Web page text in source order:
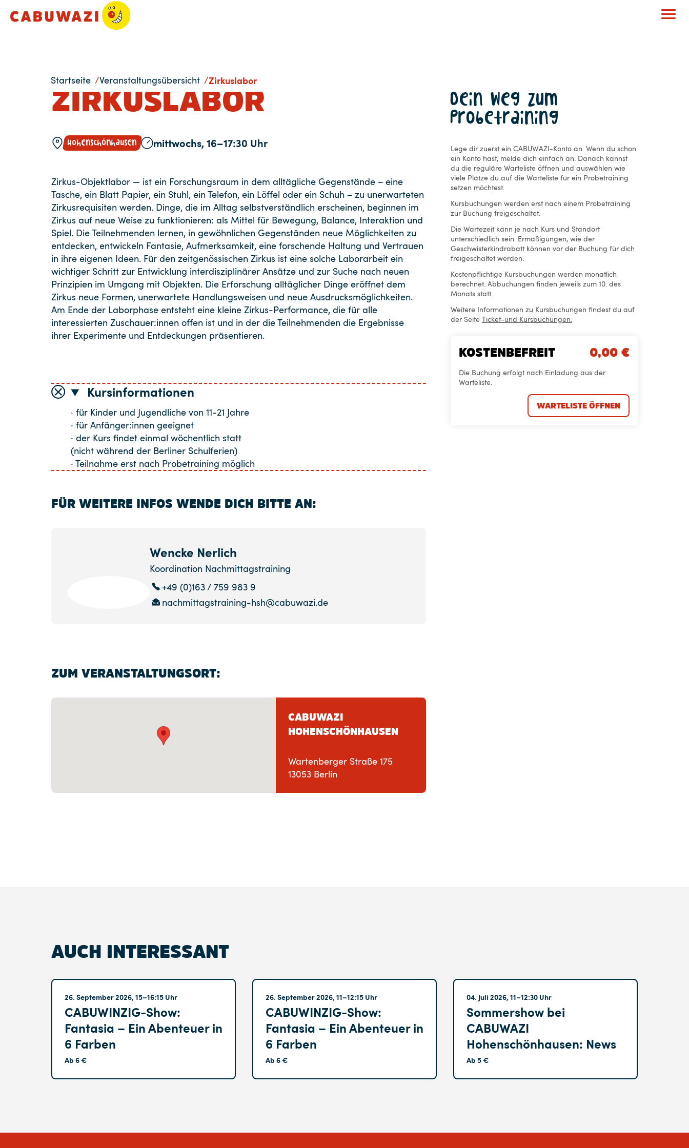
Startseite Veranstaltungsübersicht Zirkuslabor
ZIRKUSLABOR
Hohenschönhausen mittwochs, 16–17:30 Uhr
Zirkus-Objektlabor — ist ein Forschungsraum in dem alltägliche Gegenstände – eine
Tasche, ein Blatt Papier, ein Stuhl, ein Telefon, ein Löffel oder ein Schuh – zu unerwarteten
Zirkusrequisiten werden. Dinge, die im Alltag selbstverständlich erscheinen, beginnen im
Zirkus auf neue Weise zu funktionieren: als Mittel für Bewegung, Balance, Interaktion und
Spiel. Die Teilnehmenden lernen, in gewöhnlichen Gegenständen neue Möglichkeiten zu
entdecken, entwickeln Fantasie, Aufmerksamkeit, eine forschende Haltung und Vertrauen
in ihre eigenen Ideen. Für den zeitgenössischen Zirkus ist eine solche Laborarbeit ein
wichtiger Schritt zur Entwicklung interdisziplinärer Ansätze und zur Suche nach neuen
Prinzipien im Umgang mit Objekten. Die Erforschung alltäglicher Dinge eröffnet dem
Zirkus neue Formen, unerwartete Handlungsweisen und neue Ausdrucksmöglichkeiten.
Am Ende der Laborphase entsteht eine kleine Zirkus-Performance, die für alle
interessierten Zuschauer:innen offen ist und in der die Teilnehmenden die Ergebnisse
ihrer Experimente und Entdeckungen präsentieren.
Kursinformationen
· für Kinder und Jugendliche von 11-21 Jahre
· für Anfänger:innen geeignet
· der Kurs findet einmal wöchentlich statt
(nicht während der Berliner Schulferien)
· Teilnahme erst nach Probetraining möglich
FÜR WEITERE INFOS WENDE DICH BITTE AN:
Wencke Nerlich
Koordination Nachmittagstraining
+49 (0)163 / 759 983 9
nachmittagstraining-hsh@cabuwazi.de
ZUM VERANSTALTUNGSORT:
CABUWAZI
HOHENSCHÖNHAUSEN
Wartenberger Straße 175
13053 Berlin
Dein Weg zum
Probetraining
Lege dir zuerst ein CABUWAZI-Konto an. Wenn du schon
ein Konto hast, melde dich einfach an. Danach kannst
du die reguläre Warteliste öffnen und auswählen wie
viele Plätze du auf die Warteliste für ein Probetraining
setzen möchtest.
Kursbuchungen werden erst nach einem Probetraining
zur Buchung freigeschaltet.
Die Wartezeit kann je nach Kurs und Standort
unterschiedlich sein. Ermäßigungen, wie der
Geschwisterkindrabatt können vor der Buchung für dich
freigeschaltet werden.
Kostenpflichtige Kursbuchungen werden monatlich
berechnet. Abbuchungen finden jeweils zum 10. des
Monats statt.
Weitere Informationen zu Kursbuchungen findest du auf
der Seite Ticket-und Kursbuchungen.
KOSTENBEFREIT 0,00 €
Die Buchung erfolgt nach Einladung aus der
Warteliste.
WARTELISTE ÖFFNEN
AUCH INTERESSANT
26. September 2026, 15–16:15 Uhr
CABUWINZIG-Show:
Fantasia – Ein Abenteuer in
6 Farben
Ab 6 €
26. September 2026, 11–12:15 Uhr
CABUWINZIG-Show:
Fantasia – Ein Abenteuer in
6 Farben
Ab 6 €
04. Juli 2026, 11–12:30 Uhr
Sommershow bei
CABUWAZI
Hohenschönhausen: News
Ab 5 €